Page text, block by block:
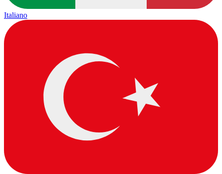
Italiano